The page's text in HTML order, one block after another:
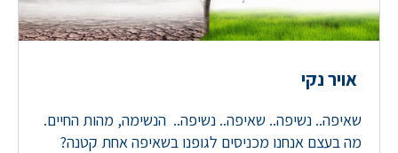
אויר נקי
שאיפה.. נשיפה.. שאיפה.. נשיפה.. הנשימה, מהות החיים.
מה בעצם אנחנו מכניסים לגופנו בשאיפה אחת קטנה?